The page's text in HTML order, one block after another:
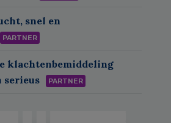
snel en
PARTNER
klachtenbemiddeling
serieus
PARTNER